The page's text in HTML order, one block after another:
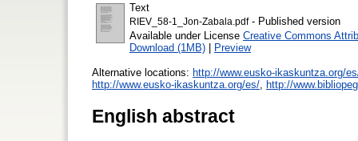
Text
RIEV_58-1_Jon-Zabala.pdf- Published version
Available under License Creative Commons
Download (1MB) | Preview
Alternative locations: http://www.eusko-ikaskuntza.org/
http://www.eusko-ikaskuntza.org/es/ http://
English abstract